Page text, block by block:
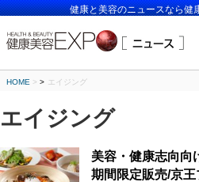
健康と美容のニュースなら健
HOME > エイジング
エイジング
美容・健康志向向
期間限定販売/京